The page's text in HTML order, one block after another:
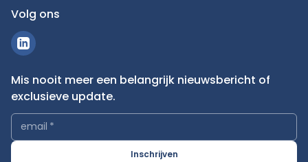
Volg ons
Mis nooit meer een belangrijk nieuwsbericht of
exclusieve update.
email *
Inschrijven